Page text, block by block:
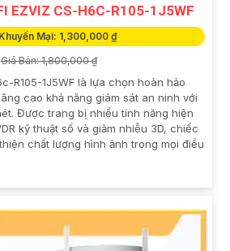
EZVIZ CS-H6C-R105-1J5WF
Mại: 1,300,000 ₫
Giá Bán: 1,800,000 ₫
R105-1J5WF là lựa chọn hoàn hảo
cao khả năng giám sát an ninh với
Được trang bị nhiều tính năng hiện
kỹ thuật số và giảm nhiễu 3D, chiếc
chất lượng hình ảnh trong mọi điều